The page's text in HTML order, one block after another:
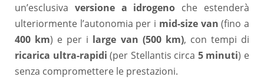
un’esclusiva versione a idrogeno che estenderà
ulteriormente l’autonomia per i mid-size van (fino a
400 km) e per i large van (500 km), con tempi di
ricarica ultra-rapidi (per Stellantis circa 5 minuti) e
senza compromettere le prestazioni.